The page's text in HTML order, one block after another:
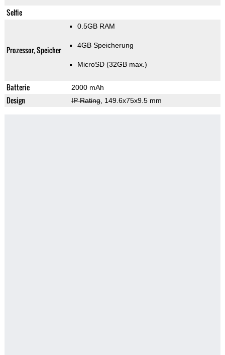
Selfie
Prozessor, Speicher
0.5GB RAM
4GB Speicherung
MicroSD (32GB max.)
Batterie 2000 mAh
Design IP Rating, 149.6x75x9.5 mm